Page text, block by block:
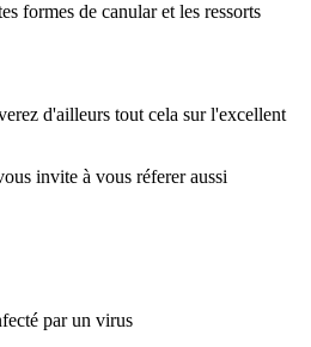
formes de canular et les ressorts
d'ailleurs tout cela sur l'excellent
invite à vous réferer aussi
par un virus